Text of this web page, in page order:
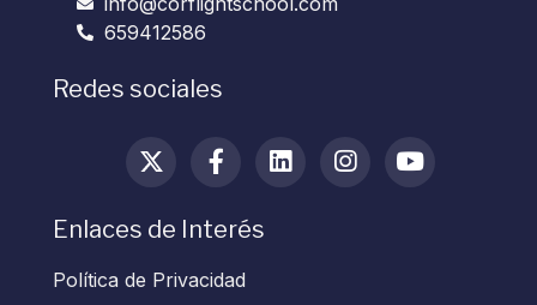
659412586
Redes sociales
Enlaces de Interés
Política de Privacidad